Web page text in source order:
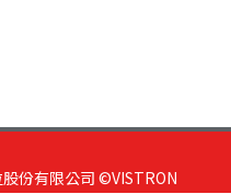
份有限公司 ©VISTRON